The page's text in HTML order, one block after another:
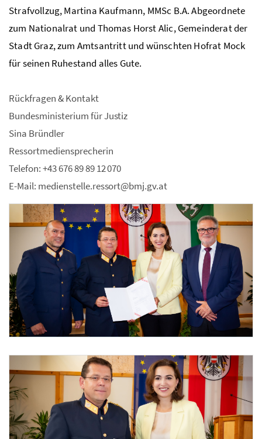
Strafvollzug, Martina Kaufmann, MMSc B.A. Abgeordnete
zum Nationalrat und Thomas Horst Alic, Gemeinderat der
Stadt Graz, zum Amtsantritt und wünschten Hofrat Mock
für seinen Ruhestand alles Gute.
Rückfragen & Kontakt
Bundesministerium für Justiz
Sina Bründler
Ressortmediensprecherin
Telefon: +43 676 89 89 12 070
E-Mail: medienstelle.ressort@bmj.gv.at
Foto 1: Bundesministerium für Justiz, Werner Krug 2023
von links: Generaldirektor Mag. Friedrich Koenig, Brigadier Gerhard Derler,